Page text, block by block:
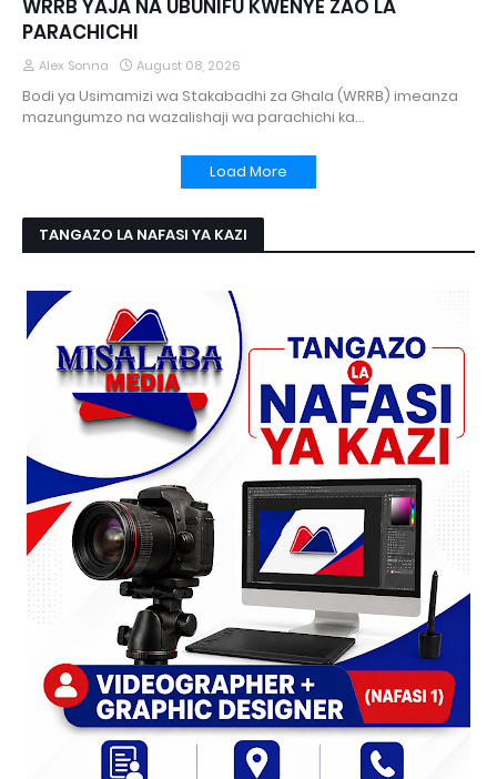
WRRB YAJA NA UBUNIFU KWENYE ZAO LA
PARACHICHI
Alex Sonna August 08, 2026
Bodi ya Usimamizi wa Stakabadhi za Ghala (WRRB) imeanza
mazungumzo na wazalishaji wa parachichi ka…
Load More
TANGAZO LA NAFASI YA KAZI